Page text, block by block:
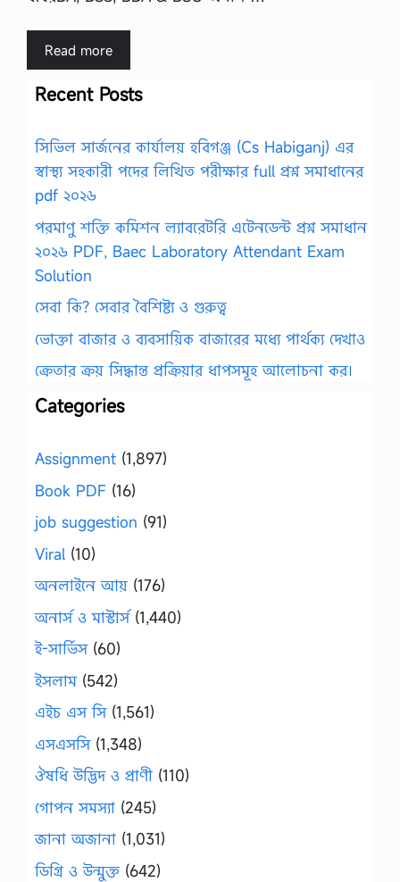
Read more
Recent Posts
সিভিল সার্জনের কার্যালয় হবিগঞ্জ (Cs Habiganj) এর
স্বাস্থ্য সহকারী পদের লিখিত পরীক্ষার full প্রশ্ন সমাধানের
pdf ২০২৬
পরমাণু শক্তি কমিশন ল্যাবরেটরি এটেনডেন্ট প্রশ্ন সমাধান
২০২৬ PDF, Baec Laboratory Attendant Exam
Solution
সেবা কি? সেবার বৈশিষ্ট্য ও গুরুত্ব
ভোক্তা বাজার ও ব্যবসায়িক বাজারের মধ্যে পার্থক্য দেখাও
ক্রেতার ক্রয় সিদ্ধান্ত প্রক্রিয়ার ধাপসমূহ আলোচনা কর।
Categories
Assignment (1,897)
Book PDF (16)
job suggestion (91)
Viral (10)
অনলাইনে আয় (176)
অনার্স ও মাস্টার্স(1,440)
ই-সার্ভিস(60)
ইসলাম(542)
এইচ এস সি(1,561)
এসএসসি(1,348)
ঔষধি উদ্ভিদ ও প্রাণী (110)
গোপন সমস্যা (245)
জানা অজানা (1,031)
ডিগ্রি ও উন্মুক্ত (642)